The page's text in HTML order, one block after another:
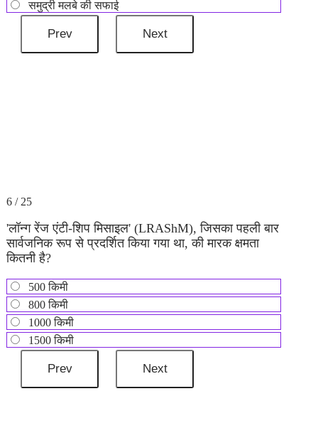
समुद्री मलबे की सफाई
6 / 25
'लॉन्ग रेंज एंटी-शिप मिसाइल' (LRAShM), जिसका पहली बार
सार्वजनिक रूप से प्रदर्शित किया गया था, की मारक क्षमता
कितनी है?
500 किमी
800 किमी
1000 किमी
1500 किमी